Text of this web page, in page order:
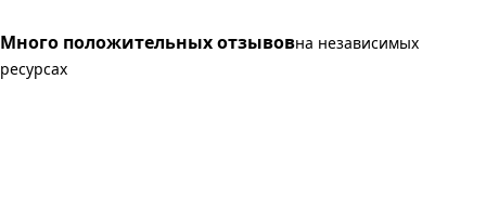
Много положительных отзывовна независимых
ресурсах